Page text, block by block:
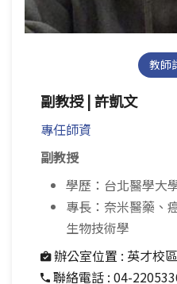
教師
副教授 | 許凱文
專任師資
副教授
學歷：台北醫學大
專長：奈米醫藥、
生物技術學
辦公室位置 : 英才校
聯絡電話 : 04-